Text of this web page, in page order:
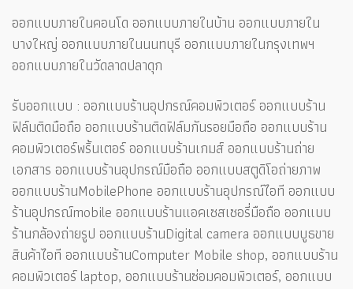
ออกแบบภายในคอนโด ออกแบบภายในบ้าน ออกแบบภายใน
บางใหญ่ ออกแบบภายในนนทบุรี ออกแบบภายในกรุงเทพฯ
ออกแบบภายในวัดลาดปลาดุก
รับออกแบบ : ออกแบบร้านอุปกรณ์คอมพิวเตอร์ ออกแบบร้าน
ฟิล์มติดมือถือ ออกแบบร้านติดฟิล์มกันรอยมือถือ ออกแบบร้าน
คอมพิวเตอร์พริ้นเตอร์ ออกแบบร้านเกมส์ ออกแบบร้านถ่าย
เอกสาร ออกแบบร้านอุปกรณ์มือถือ ออกแบบสตูดิโอถ่ายภาพ
ออกแบบร้านMobilePhone ออกแบบร้านอุปกรณ์ไอที ออกแบบ
ร้านอุปกรณ์mobile ออกแบบร้านแอคเซสเซอรี่มือถือ ออกแบบ
ร้านกล้องถ่ายรูป ออกแบบร้านDigital camera ออกแบบบูธขาย
สินค้าไอที ออกแบบร้านComputer Mobile shop, ออกแบบร้าน
คอมพิวเตอร์ laptop, ออกแบบร้านซ่อมคอมพิวเตอร์, ออกแบบ